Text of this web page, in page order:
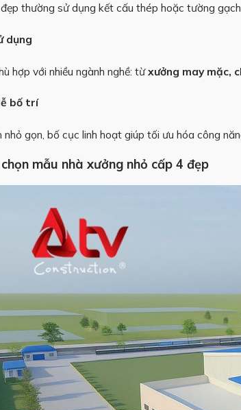
thường sử dụng kết cấu thép hoặc tường
dụng
hợp với nhiều ngành nghề: từxưởng may mặc,
bố trí
gọn, bố cục linh hoạt giúp tối ưu hóa công
mẫu nhà xưởng nhỏ cấp 4 đẹp